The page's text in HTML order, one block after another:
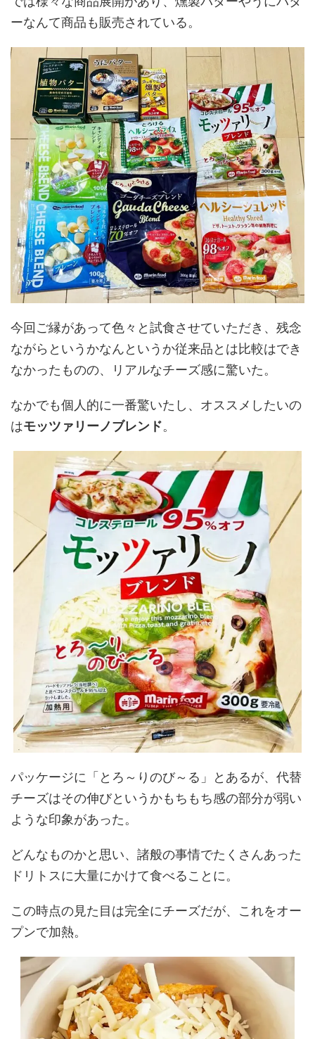
ーなんて商品も販売されている。
今回ご縁があって色々と試食させていただき、残念
ながらというかなんというか従来品とは比較はでき
なかったものの、リアルなチーズ感に驚いた。
なかでも個人的に一番驚いたし、オススメしたいの
はモッツァリーノブレンド。
パッケージに「とろ～りのび～る」とあるが、代替
チーズはその伸びというかもちもち感の部分が弱い
ような印象があった。
どんなものかと思い、諸般の事情でたくさんあった
ドリトスに大量にかけて食べることに。
この時点の見た目は完全にチーズだが、これをオー
プンで加熱。